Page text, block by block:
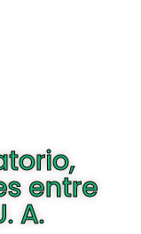
entre
A.